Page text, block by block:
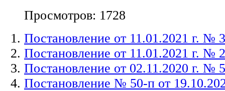
Просмотров: 1728
Постановление от 11.01.2021 г. №
Постановление от 11.01.2021 г. №
Постановление от 02.11.2020 г. №
Постановление № 50-п от